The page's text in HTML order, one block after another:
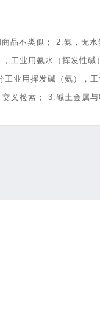
品不类似； 2.氨，无
工业用氨水（挥发性碱
工业用挥发碱（氨），
叉检索； 3.碱土金属与